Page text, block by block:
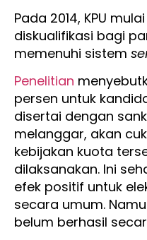
Pada 2014, KPU
diskualifikasi bagi
memenuhi sistem
Penelitian
persen untuk
disertai dengan
melanggar, akan
kebijakan kuota
dilaksanakan. Ini
efek positif untuk
secara umum.
belum berhasil